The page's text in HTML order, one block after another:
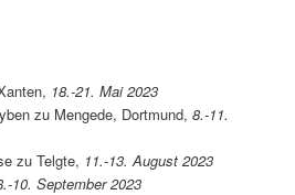
18.-21. Mai 2023
zu Mengede, Dortmund, 8.-11.
zu Telgte, 11.-13. August 2023
10. September 2023